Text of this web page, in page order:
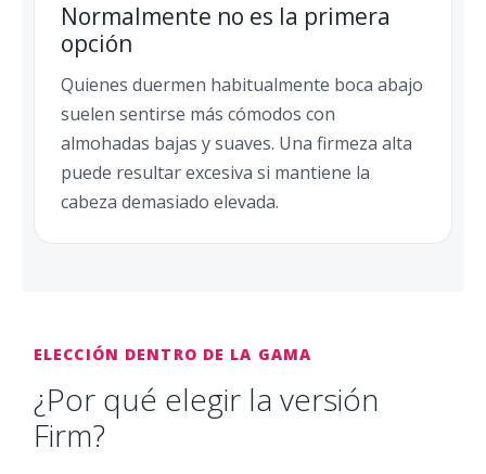
Normalmente no es la primera
opción
Quienes duermen habitualmente boca abajo
suelen sentirse más cómodos con
almohadas bajas y suaves. Una firmeza alta
puede resultar excesiva si mantiene la
cabeza demasiado elevada.
ELECCIÓN DENTRO DE LA GAMA
¿Por qué elegir la versión
Firm?